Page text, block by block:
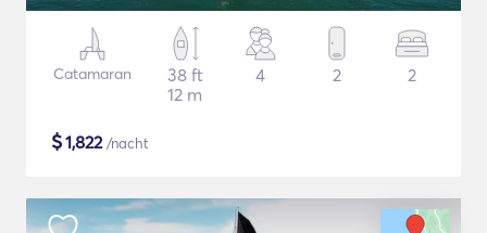
Catamaran
38 ft
12 m
4 2 2
$1,822/nacht